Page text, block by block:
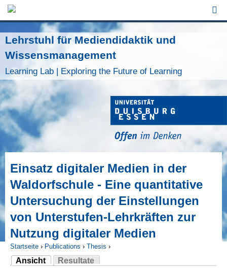
Jump to Navigation
Lehrstuhl für Mediendidaktik und
Wissensmanagement
Learning Lab | Exploring the Future of Learning
Einsatz digitaler Medien in der
Waldorfschule - Eine quantitative
Untersuchung der Einstellungen
von Unterstufen-Lehrkräften zur
Nutzung digitaler Medien
Sie sind hier
Startseite › Publications › Thesis ›
Ansicht
(aktiver Reiter)
Resultate